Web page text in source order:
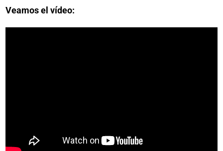
Veamos el vídeo: